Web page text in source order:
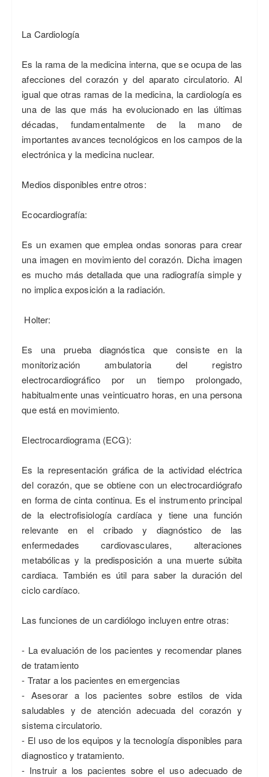
La Cardiología
Es la rama de la medicina interna, que se ocupa de las
afecciones del corazón y del aparato circulatorio. Al
igual que otras ramas de la medicina, la cardiología es
una de las que más ha evolucionado en las últimas
décadas, fundamentalmente de la mano de
importantes avances tecnológicos en los campos de la
electrónica y la medicina nuclear.
Medios disponibles entre otros:
Ecocardiografía:
Es un examen que emplea ondas sonoras para crear
una imagen en movimiento del corazón. Dicha imagen
es mucho más detallada que una radiografía simple y
no implica exposición a la radiación.
Holter:
Es una prueba diagnóstica que consiste en la
monitorización ambulatoria del registro
electrocardiográfico por un tiempo prolongado,
habitualmente unas veinticuatro horas, en una persona
que está en movimiento.
Electrocardiograma (ECG):
Es la representación gráfica de la actividad eléctrica
del corazón, que se obtiene con un electrocardiógrafo
en forma de cinta continua. Es el instrumento principal
de la electrofisiología cardíaca y tiene una función
relevante en el cribado y diagnóstico de las
enfermedades cardiovasculares, alteraciones
metabólicas y la predisposición a una muerte súbita
cardiaca. También es útil para saber la duración del
ciclo cardíaco.
Las funciones de un cardiólogo incluyen entre otras:
- La evaluación de los pacientes y recomendar planes
de tratamiento
- Tratar a los pacientes en emergencias
- Asesorar a los pacientes sobre estilos de vida
saludables y de atención adecuada del corazón y
sistema circulatorio.
- El uso de los equipos y la tecnología disponibles para
diagnostico y tratamiento.
- Instruir a los pacientes sobre el uso adecuado de